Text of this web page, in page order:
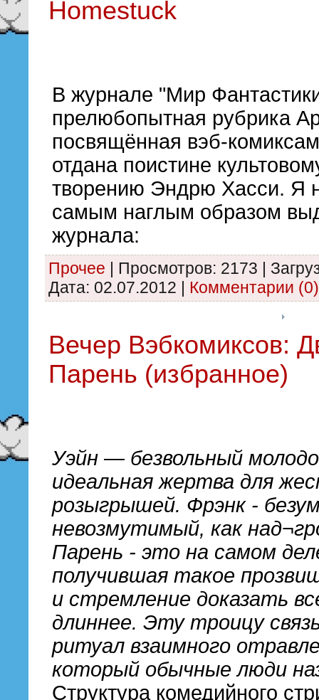
Homestuck
В журнале "Мир
прелюбопытная рубрика
посвящённая вэб-
отдана поистине
творению Эндрю Хасси. Я
самым наглым образом
журнала:
Прочее | Просмотров: 2173 |
Дата: 02.07.2012 | Комментарии (0)
Вечер Вэбкомиксов:
Парень (избранное)
Уэйн — безвольный
идеальная жертва для
розыгрышей. Фрэнк -
невозмутимый, как
Парень - это на самом
получившая такое
и стремление доказать
длиннее. Эту троицу
ритуал взаимного
который обычные люди
Структура комедийного